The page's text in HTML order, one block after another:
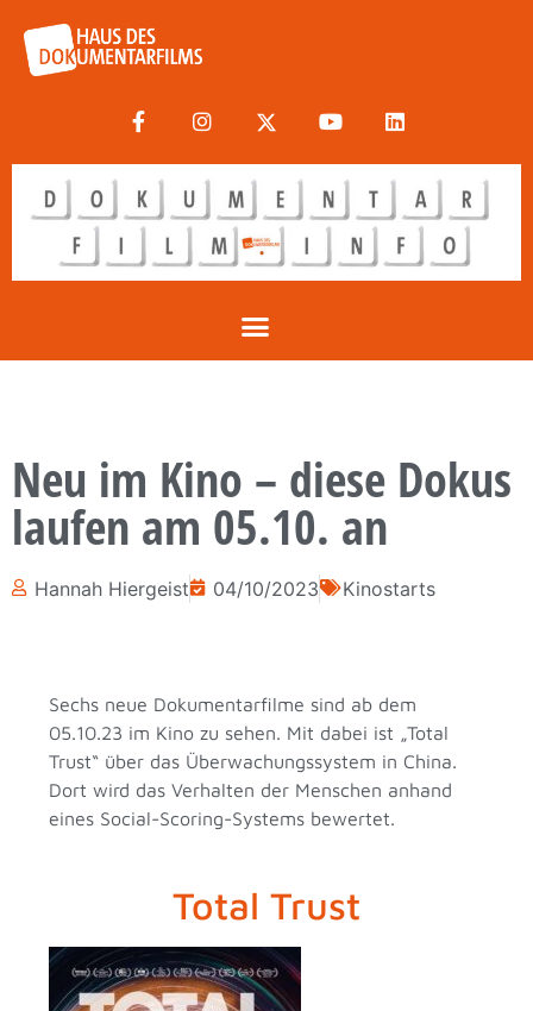
Neu im Kino – diese Dokus
laufen am 05.10. an
Hannah Hiergeist 04/10/2023 Kinostarts
Sechs neue Dokumentarfilme sind ab dem
05.10.23 im Kino zu sehen. Mit dabei ist „Total
Trust“ über das Überwachungssystem in China.
Dort wird das Verhalten der Menschen anhand
eines Social-Scoring-Systems bewertet.
Total Trust